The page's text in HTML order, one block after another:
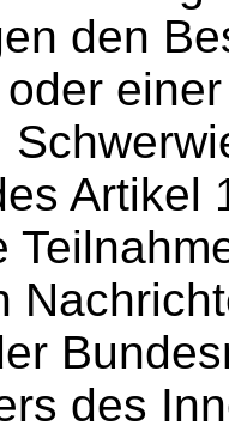
den
Artikel
des